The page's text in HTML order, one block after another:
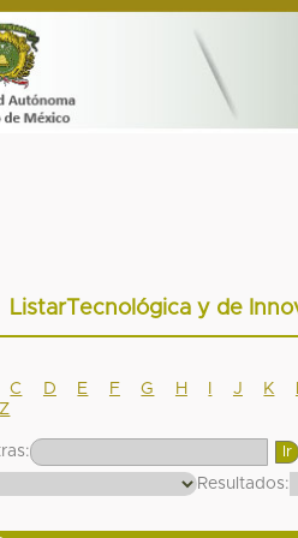
ListarTecnológica y de
C D E F G H J K
Z
Resultados: